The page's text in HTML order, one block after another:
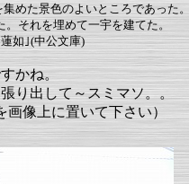
めた景色のよいところであった。
それを埋めて一宇を建てた。
如｣(中公文庫)
かね。
り出して～スミマソ。。
像上に置いて下さい）